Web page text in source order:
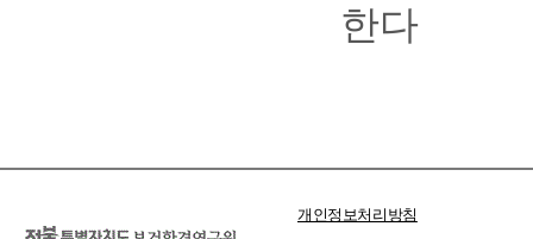
한다
개인정보처리방침